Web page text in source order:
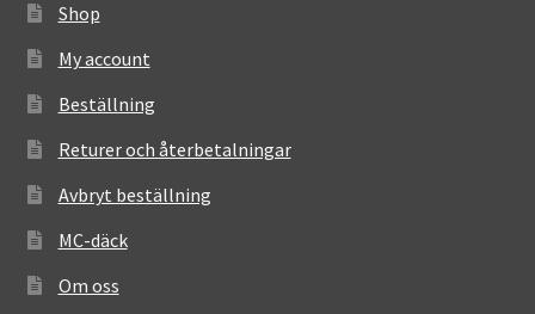
Shop
My account
Beställning
Returer och återbetalningar
Avbryt beställning
MC-däck
Om oss